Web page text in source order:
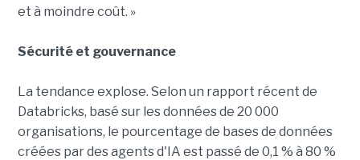
et à moindre coût. »
Sécurité et gouvernance
La tendance explose. Selon un rapport récent de
Databricks, basé sur les données de 20 000
organisations, le pourcentage de bases de données
créées par des agents d'IA est passé de 0,1 % à 80 %